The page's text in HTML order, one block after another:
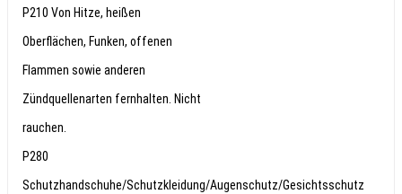
P210 Von Hitze, heißen
Oberflächen, Funken, offenen
Flammen sowie anderen
Zündquellenarten fernhalten. Nicht
rauchen.
P280
Schutzhandschuhe/Schutzkleidung/Augenschutz/Gesichtsschutz